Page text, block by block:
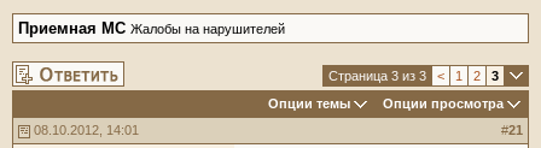
Приемная MC Жалобы на нарушителей
Страница 3 из 3 < 1 2
3
Опции темы
Опции просмотра
08.10.2012, 14:01
#21